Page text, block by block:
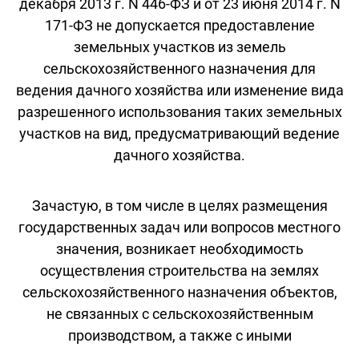
декабря 2013 г. N 446-ФЗ и от 23 июня 2014 г. N
171-ФЗ не допускается предоставление
земельных участков из земель
сельскохозяйственного назначения для
ведения дачного хозяйства или изменение вида
разрешенного использования таких земельных
участков на вид, предусматривающий ведение
дачного хозяйства.
Зачастую, в том числе в целях размещения
государственных задач или вопросов местного
значения, возникает необходимость
осуществления строительства на землях
сельскохозяйственного назначения объектов,
не связанных с сельскохозяйственным
производством, а также с иными